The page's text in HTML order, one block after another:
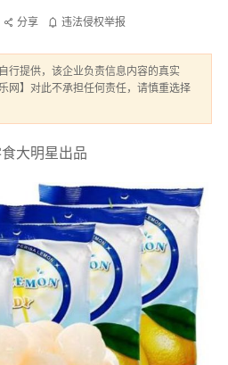
分享 违法侵权举报
行提供，该企业负责信息内容的真实
网】对此不承担任何责任，请慎重选择
大明星出品